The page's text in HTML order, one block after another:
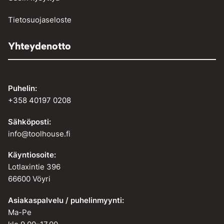
Tietosuojaseloste
Yhteydenotto
Puhelin:
+358 40197 0208
Sähköposti:
info@toolhouse.fi
Käyntiosoite:
Lotlaxintie 396
66600 Vöyri
Asiakaspalvelu / puhelinmyynti:
Ma-Pe